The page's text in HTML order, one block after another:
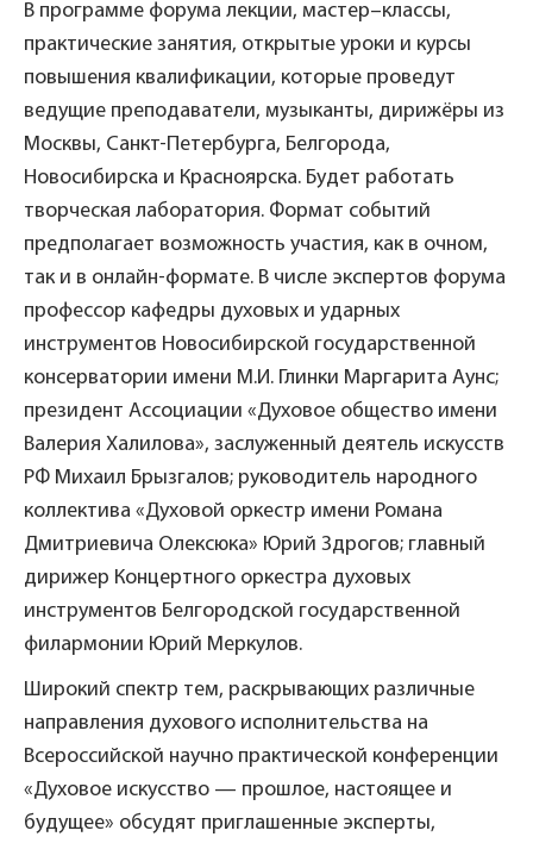
В программе форума лекции, мастер–классы,
практические занятия, открытые уроки и курсы
повышения квалификации, которые проведут
ведущие преподаватели, музыканты, дирижёры из
Москвы, Санкт-Петербурга, Белгорода,
Новосибирска и Красноярска. Будет работать
творческая лаборатория. Формат событий
предполагает возможность участия, как в очном,
так и в онлайн-формате. В числе экспертов форума
профессор кафедры духовых и ударных
инструментов Новосибирской государственной
консерватории имени М.И. Глинки Маргарита Аунс;
президент Ассоциации «Духовое общество имени
Валерия Халилова», заслуженный деятель искусств
РФ Михаил Брызгалов; руководитель народного
коллектива «Духовой оркестр имени Романа
Дмитриевича Олексюка» Юрий Здрогов; главный
дирижер Концертного оркестра духовых
инструментов Белгородской государственной
филармонии Юрий Меркулов.
Широкий спектр тем, раскрывающих различные
направления духового исполнительства на
Всероссийской научно практической конференции
«Духовое искусство — прошлое, настоящее и
будущее» обсудят приглашенные эксперты,